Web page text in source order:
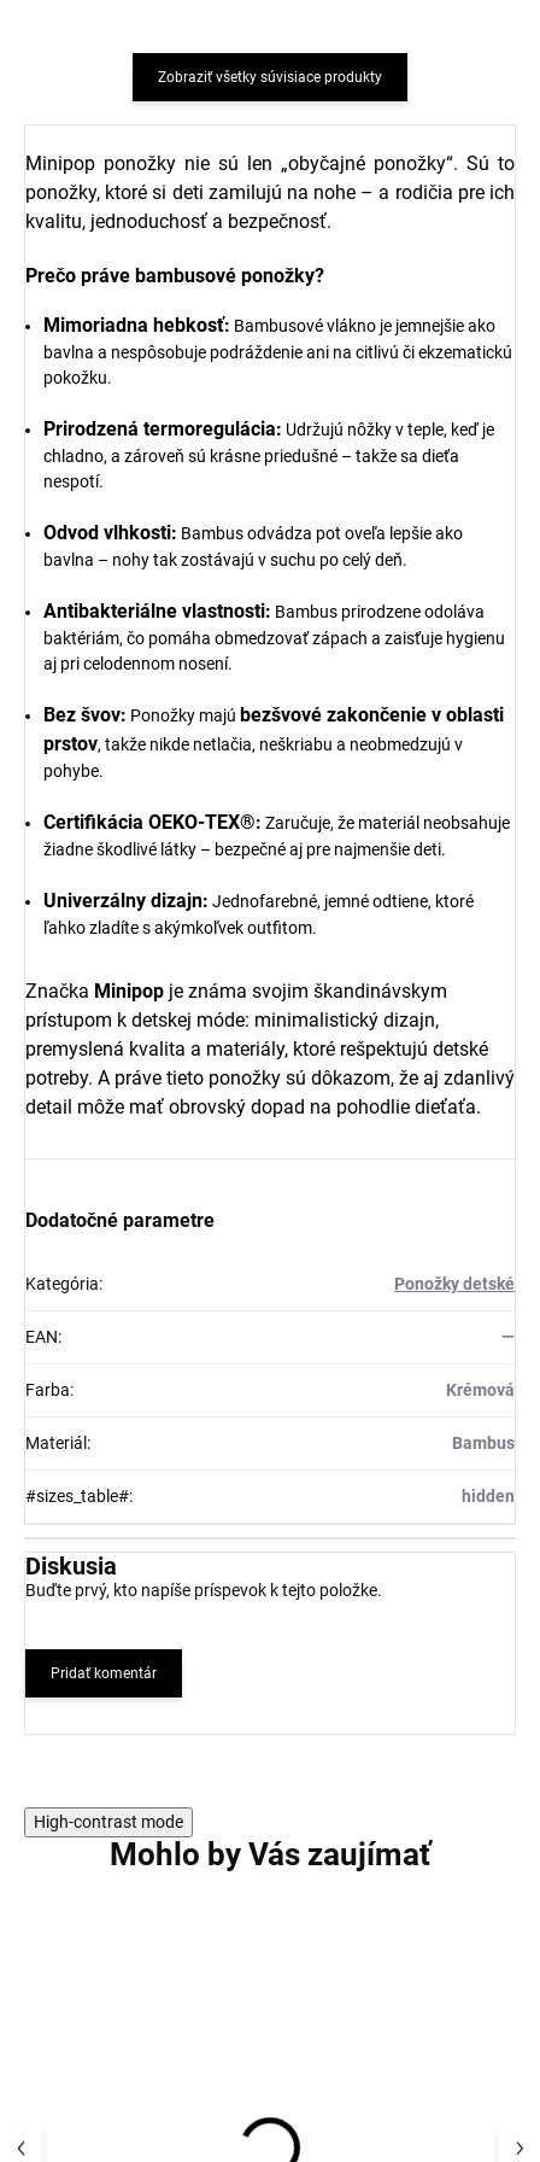
Zobraziť všetky súvisiace produkty
Minipop ponožky nie sú len „obyčajné ponožky“. Sú to
ponožky, ktoré si deti zamilujú na nohe – a rodičia pre ich
kvalitu, jednoduchosť a bezpečnosť.
Prečo práve bambusové ponožky?
Mimoriadna hebkosť: Bambusové vlákno je jemnejšie ako
bavlna a nespôsobuje podráždenie ani na citlivú či ekzematickú
pokožku.
Prirodzená termoregulácia: Udržujú nôžky v teple, keď je
chladno, a zároveň sú krásne priedušné – takže sa dieťa
nespotí.
Odvod vlhkosti: Bambus odvádza pot oveľa lepšie ako
bavlna – nohy tak zostávajú v suchu po celý deň.
Antibakteriálne vlastnosti: Bambus prirodzene odoláva
baktériám, čo pomáha obmedzovať zápach a zaisťuje hygienu
aj pri celodennom nosení.
Bez švov: Ponožky majú bezšvové zakončenie v oblasti
prstov, takže nikde netlačia, neškriabu a neobmedzujú v
pohybe.
Certifikácia OEKO-TEX®: Zaručuje, že materiál neobsahuje
žiadne škodlivé látky – bezpečné aj pre najmenšie deti.
Univerzálny dizajn: Jednofarebné, jemné odtiene, ktoré
ľahko zladíte s akýmkoľvek outfitom.
Značka Minipop je známa svojim škandinávskym
prístupom k detskej móde: minimalistický dizajn,
premyslená kvalita a materiály, ktoré rešpektujú detské
potreby. A práve tieto ponožky sú dôkazom, že aj zdanlivý
detail môže mať obrovský dopad na pohodlie dieťaťa.
Dodatočné parametre
Kategória: Ponožky detské
EAN: —
Farba: Krémová
Materiál : Bambus
#sizes_table#: hidden
Diskusia
Buďte prvý, kto napíše príspevok k tejto položke.
Pridať komentár
High-contrast mode
Mohlo by Vás zaujímať